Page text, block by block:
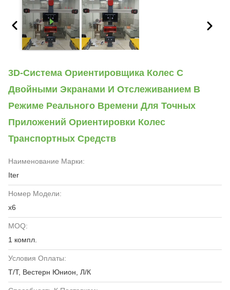
3D-Система Ориентировщика Колес С
Двойными Экранами И Отслеживанием В
Режиме Реального Времени Для Точных
Приложений Ориентировки Колес
Транспортных Средств
Наименование Марки:
Iter
Номер Модели:
х6
MOQ:
1 компл.
Условия Оплаты:
Т/Т, Вестерн Юнион, Л/К